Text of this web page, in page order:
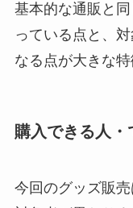
基本的な通販と
っている点と、
なる点が大きな特
購入できる人
今回のグッズ販